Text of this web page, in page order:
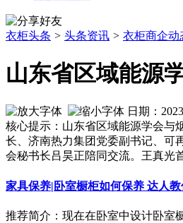
衣柜头条 > 头条资讯 > 衣柜商企动
山东省区域能源
日期：
核心提示：山东省区域能源学会与
长、济南热力集团党委副书记、可
会秘书长吕昊正陪同交流。王真光
家具保养|卧室橱柜如何保养 达人
推荐简介：现在在卧室中设计卧室